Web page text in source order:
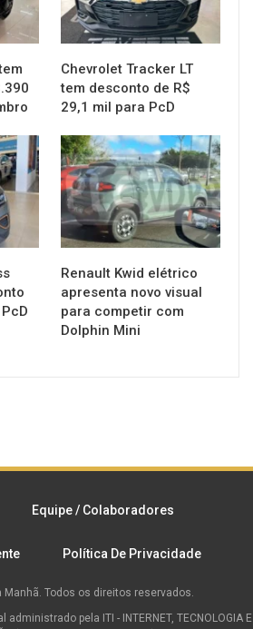
Chevrolet Tracker LT
tem desconto de R$
29,1 mil para PcD
MUNDO AUTOMOTIVO
Renault Kwid elétrico
apresenta novo visual
para competir com
Dolphin Mini
Equipe / Colaboradores
Política De Privacidade
Todos os direitos reservados.
pela ITI - INTERNET, TECNOLOGIA E